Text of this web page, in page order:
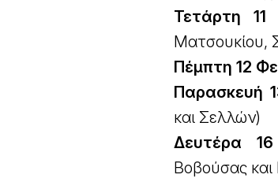
Τετάρτη 11
Ματσουκίου,
Πέμπτη 12
Παρασκευή
και Σελλών)
Δευτέρα 16
Βοβούσας και